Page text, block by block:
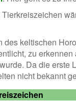
des keltischen
zu erkennen
Da die erste
nicht bekannt